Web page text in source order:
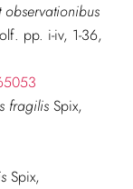
observationibus
pp. i-iv, 1-36,
fragilisSpix,
Spix,